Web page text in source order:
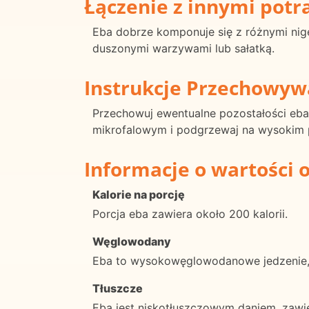
Łączenie z innymi
Eba dobrze komponuje się z różnymi
duszonymi warzywami lub sałatką.
Instrukcje
Przechowuj ewentualne pozostałości
mikrofalowym i podgrzewaj na wysokim
Informacje o wartości
Kalorie na porcję
Porcja eba zawiera około 200 kalorii.
Węglowodany
Eba to wysokowęglowodanowe
Tłuszcze